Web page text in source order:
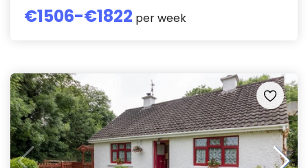
€1506-€1822 per week